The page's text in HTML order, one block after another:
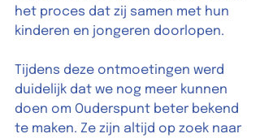
het proces dat zij samen met hun
kinderen en jongeren doorlopen.
Tijdens deze ontmoetingen werd
duidelijk dat we nog meer kunnen
doen om Ouderspunt beter bekend
te maken. Ze zijn altijd op zoek naar